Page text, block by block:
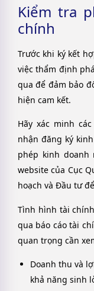
Kiểm tra
chính
Trước khi ký kết
việc thẩm định
qua để đảm bảo
hiện cam kết.
Hãy xác minh
nhận đăng ký
phép kinh
website của Cục
hoạch và Đầu tư
Tình hình tài
qua báo cáo tài
quan trọng cần
Doanh thu và
khả năng sinh